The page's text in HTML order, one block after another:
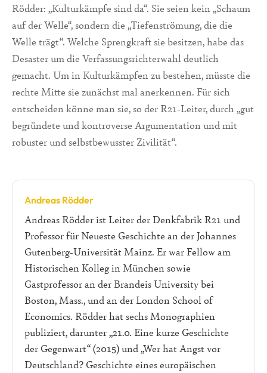
Rödder: „Kulturkämpfe sind da“. Sie seien kein „Schaum
auf der Welle“, sondern die „Tiefenströmung, die die
Welle trägt“. Welche Sprengkraft sie besitzen, habe das
Desaster um die Verfassungsrichterwahl deutlich
gemacht. Um in Kulturkämpfen zu bestehen, müsste die
rechte Mitte sie zunächst mal anerkennen. Für sich
entscheiden könne man sie, so der R21-Leiter, durch „gut
begründete und kontroverse Argumentation und mit
robuster und selbstbewusster Zivilität“.
Andreas Rödder
Andreas Rödder ist Leiter der Denkfabrik R21 und
Professor für Neueste Geschichte an der Johannes
Gutenberg-Universität Mainz. Er war Fellow am
Historischen Kolleg in München sowie
Gastprofessor an der Brandeis University bei
Boston, Mass., und an der London School of
Economics. Rödder hat sechs Monographien
publiziert, darunter „21.0. Eine kurze Geschichte
der Gegenwart“ (2015) und „Wer hat Angst vor
Deutschland? Geschichte eines europäischen